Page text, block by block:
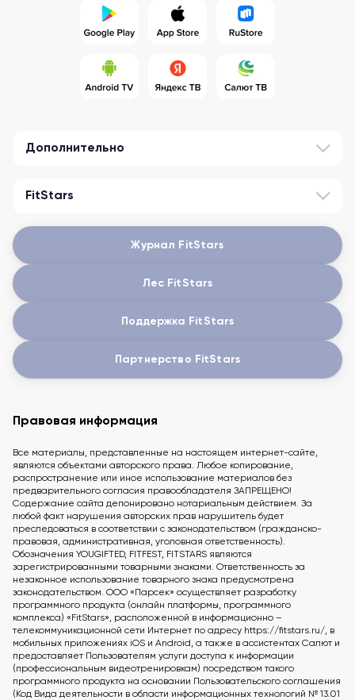
Дополнительно
FitStars
Журнал FitStars
Лес FitStars
Поддержка FitStars
Партнерство FitStars
Правовая информация
Все материалы, представленные на настоящем интернет-сайте,
являются объектами авторского права. Любое копирование,
распространение или иное использование материалов без
предварительного согласия правообладателя ЗАПРЕЩЕНО!
Содержание сайта депонировано нотариальным действием. За
любой факт нарушения авторских прав нарушитель будет
преследоваться в соответствии с законодательством (гражданско-
правовая, административная, уголовная ответственность).
Обозначения YOUGIFTED, FITFEST, FITSTARS являются
зарегистрированными товарными знаками. Ответственность за
незаконное использование товарного знака предусмотрена
законодательством. ООО «Парсек» осуществляет разработку
программного продукта (онлайн платформы, программного
комплекса) «FitStars», расположенной в информационно –
телекоммуникационной сети Интернет по адресу https://fitstars.ru/, в
мобильных приложениях iOS и Android, а также в ассистентах Салют и
предоставляет Пользователям услуги доступа к информации
(профессиональным видеотренировкам) посредством такого
программного продукта на основании Пользовательского соглашения
(Код Вида деятельности в области информационных технологий № 13.01